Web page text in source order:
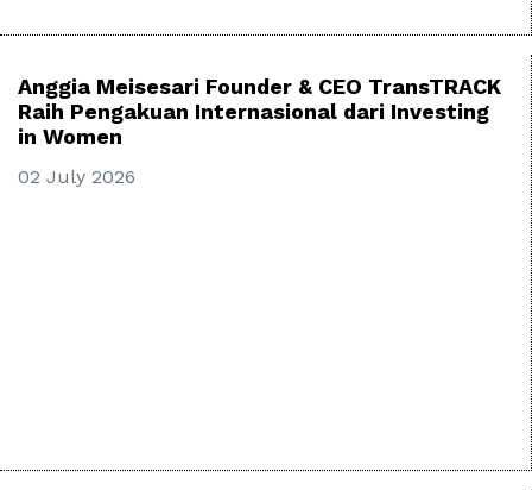
Anggia Meisesari Founder & CEO TransTRACK
Raih Pengakuan Internasional dari Investing
in Women
02 July 2026